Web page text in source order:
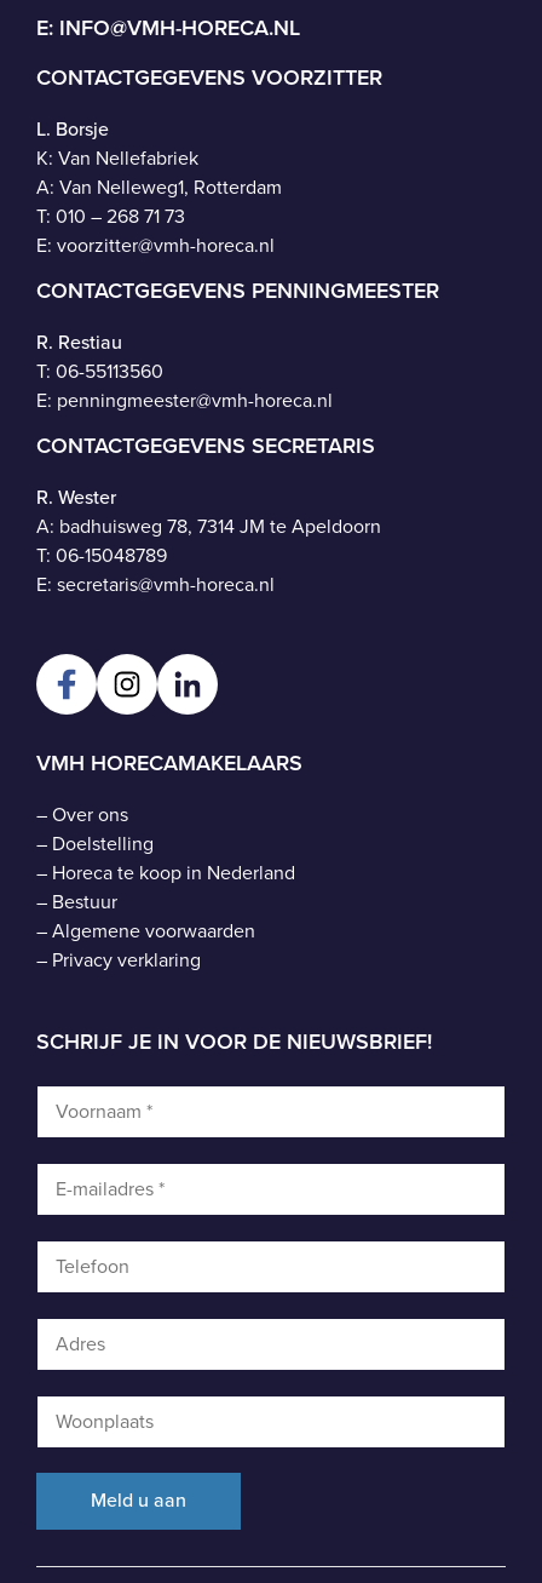
E: INFO@VMH-HORECA.NL
CONTACTGEGEVENS VOORZITTER
L. Borsje
K: Van Nellefabriek
A: Van Nelleweg1, Rotterdam
T: 010 – 268 71 73
E: voorzitter@vmh-horeca.nl
CONTACTGEGEVENS PENNINGMEESTER
R. Restiau
T: 06-55113560
E: penningmeester@vmh-horeca.nl
CONTACTGEGEVENS SECRETARIS
R. Wester
A: badhuisweg 78, 7314 JM te Apeldoorn
T: 06-15048789
E: secretaris@vmh-horeca.nl
VMH HORECAMAKELAARS
–Over ons
– Doelstelling
– Horeca te koop in Nederland
– Bestuur
–Algemene voorwaarden
– Privacy verklaring
SCHRIJF JE IN VOOR DE NIEUWSBRIEF!